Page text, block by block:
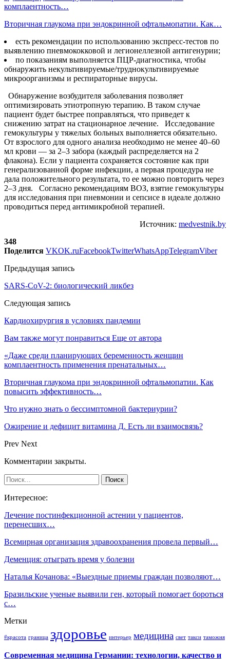
комплаентность…
Вторичная глаукома при эндокринной офтальмопатии. Как…
есть рекомендации по использованию экспресс-тестов по
выявлению пневмококковой и легионеллезной антигенурии;
по показаниям выполняется ПЦР-диагностика, чтобы
обнаружить некультивируемые/труднокультивируемые
микроорганизмы и респираторные вирусы.
Обнаружение возбудителя заболевания позволяет
оптимизировать этиотропную терапию. В таком случае
пациент будет быстрее поправляться, что приведет к
снижению затрат на стационарное лечение. Исследование
гемокультуры у тяжелых больных выполняется обязательно.
От взрослого для одного анализа необходимо не менее 40–60
мл крови — за 2–3 забора (каждый распределяется на 2
флакона). Если у пациента сохраняется состояние как при
генерализованной форме инфекции, а первая процедура не
дала положительного результата, то ее можно повторить через
2–3 дня. Согласно рекомендациям ВОЗ, взятие гемокультуры
для исследования при пневмонии и сепсисе в идеале должно
проводиться перед антимикробной терапией.
Источник: medvestnik.by
348
Поделится VKOK.ruFacebookTwitterWhatsAppTelegramViber
Предыдущая запись
SARS-CoV-2: биологический ликбез
Следующая запись
Кардиохирургия в условиях пандемии
Вам также могут понравиться Еще от автора
«Даже среди планирующих беременность женщин
комплаентность применения пренатальных…
Вторичная глаукома при эндокринной офтальмопатии. Как
повысить эффективность…
Что нужно знать о бессимптомной бактериурии?
Ожирение и дефицит витамина Д. Есть ли взаимосвязь?
Prev Next
Комментарии закрыты.
Интересное:
Лечение постинфекционной астении у пациентов,
перенесших…
Всемирная организация здравоохранения провела первый…
Деменция: отыграть время у болезни
Наталья Кочанова: «Выездные приемы граждан позволяют…
Бразильские ученые выявили ген, который помогает бороться
с…
Метки
#красота граница здоровье интерьер медицина свет такси таможня
Современная медицина Германии: технологии, качество и